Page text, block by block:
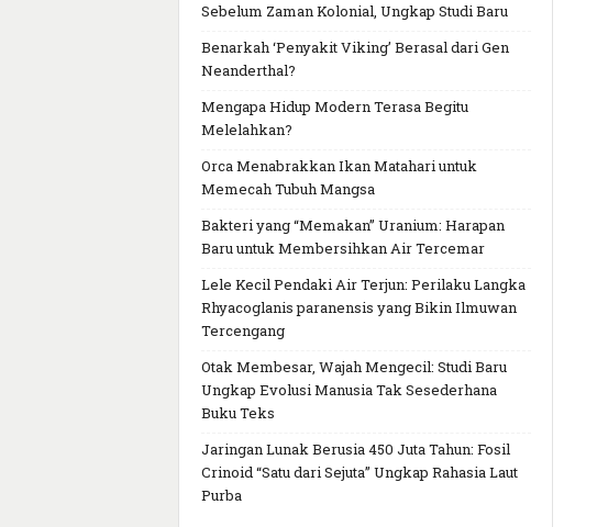
Sebelum Zaman Kolonial, Ungkap Studi Baru
Benarkah ‘Penyakit Viking’ Berasal dari Gen
Neanderthal?
Mengapa Hidup Modern Terasa Begitu
Melelahkan?
Orca Menabrakkan Ikan Matahari untuk
Memecah Tubuh Mangsa
Bakteri yang “Memakan” Uranium: Harapan
Baru untuk Membersihkan Air Tercemar
Lele Kecil Pendaki Air Terjun: Perilaku Langka
Rhyacoglanis paranensis yang Bikin Ilmuwan
Tercengang
Otak Membesar, Wajah Mengecil: Studi Baru
Ungkap Evolusi Manusia Tak Sesederhana
Buku Teks
Jaringan Lunak Berusia 450 Juta Tahun: Fosil
Crinoid “Satu dari Sejuta” Ungkap Rahasia Laut
Purba